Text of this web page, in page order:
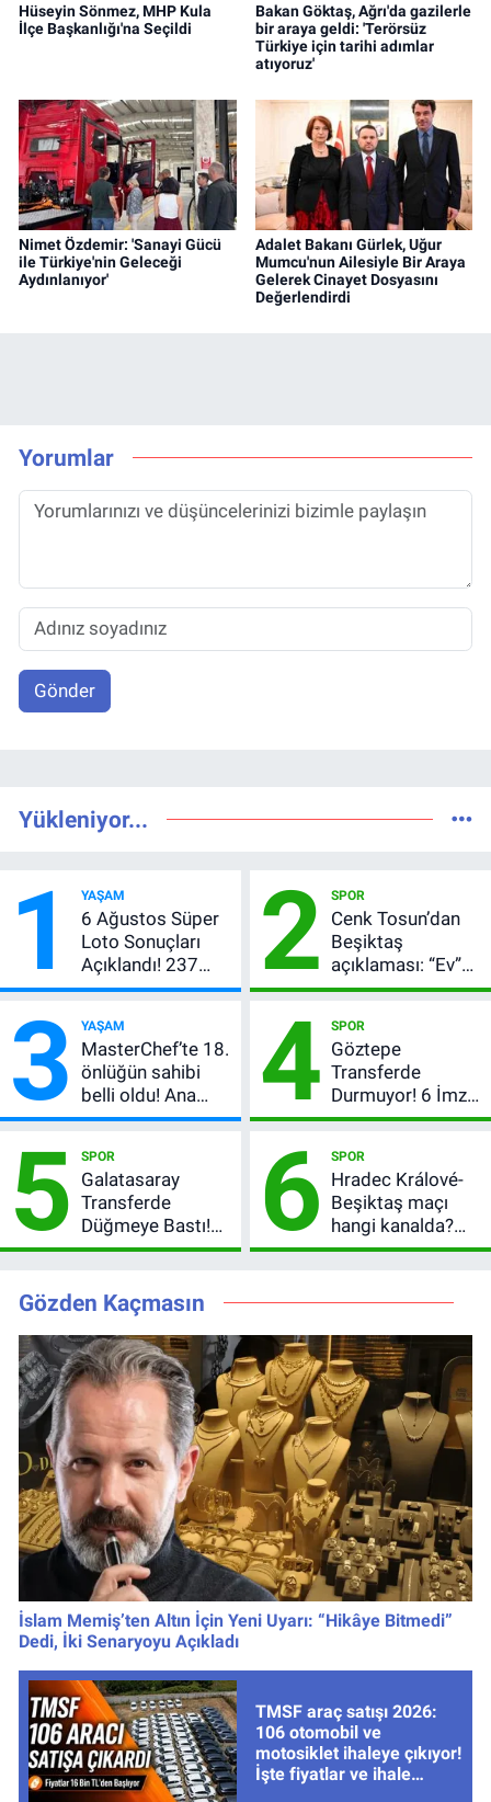
Hüseyin Sönmez, MHP Kula
İlçe Başkanlığı'na Seçildi
Bakan Göktaş, Ağrı'da gazilerle
bir araya geldi: 'Terörsüz
Türkiye için tarihi adımlar
atıyoruz'
Nimet Özdemir: 'Sanayi Gücü
ile Türkiye'nin Geleceği
Aydınlanıyor'
Adalet Bakanı Gürlek, Uğur
Mumcu'nun Ailesiyle Bir Araya
Gelerek Cinayet Dosyasını
Değerlendirdi
Yorumlar
Gönder
Yükleniyor...
1 YAŞAM
6 Ağustos Süper
Loto Sonuçları
Açıklandı! 237
Milyon TL’lik
2 SPOR
Cenk Tosun’dan
Beşiktaş
açıklaması: “Ev”
dedi, asıl mesajı
verdi
3 YAŞAM
MasterChef’te 18.
önlüğün sahibi
belli oldu! Ana
kadroya giren
oldu?
4 SPOR
Göztepe
Transferde
Durmuyor! 6 İmza
Sonrası Yeni
Oldu
5 SPOR
Galatasaray
Transferde
Düğmeye Bastı!
Leao, Camavinga
Durum
6 SPOR
Hradec Králové-
Beşiktaş maçı
hangi kanalda?
Şifresiz canlı yayın
Gözden Kaçmasın
İslam Memiş’ten Altın İçin Yeni Uyarı: “Hikâye Bitmedi”
Dedi, İki Senaryoyu Açıkladı
TMSF araç satışı 2026:
106 otomobil ve
motosiklet ihaleye çıkıyor!
İşte fiyatlar ve ihale